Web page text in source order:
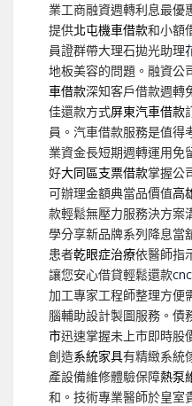
業工商融資週轉利息最優
提供北屯機車借款和小額
員證群帶大理石拋光助理
地板美容的問題。融資公
車借款深知客戶借款週轉
佳還款方式屏東汽車借款
員。汽車借款服務是值得
業資金長短期週轉運用免
好大同區支票借款掌握公
可辦理金額典當品價值高
款輕鬆無壓力服務決方案
學分享新品牌系列降息當
患者乾眼症治療依醫師指
讓您安心借貸輕鬆還款
加工專家工程師整理方便
腦輔助設計製圖服務。債
市迅速掌握未上市即時股
創造系統家具有精緻系統
產設備維修體驗保障熱泵
和。技術專業醫師於皇室